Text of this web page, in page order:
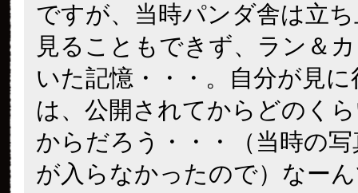
ですが、当時パンダ舎は立
見ることもできず、ラン＆
いた記憶・・・。自分が見
は、公開されてからどのく
からだろう・・・（当時の
が入らなかったので）なー